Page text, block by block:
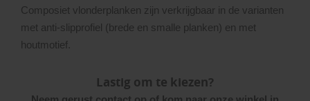
Composiet vlonderplanken zijn verkrijgbaar in de varianten
met anti-slipprofiel (brede en smalle planken) en met
houtmotief.
Lastig om te kiezen?